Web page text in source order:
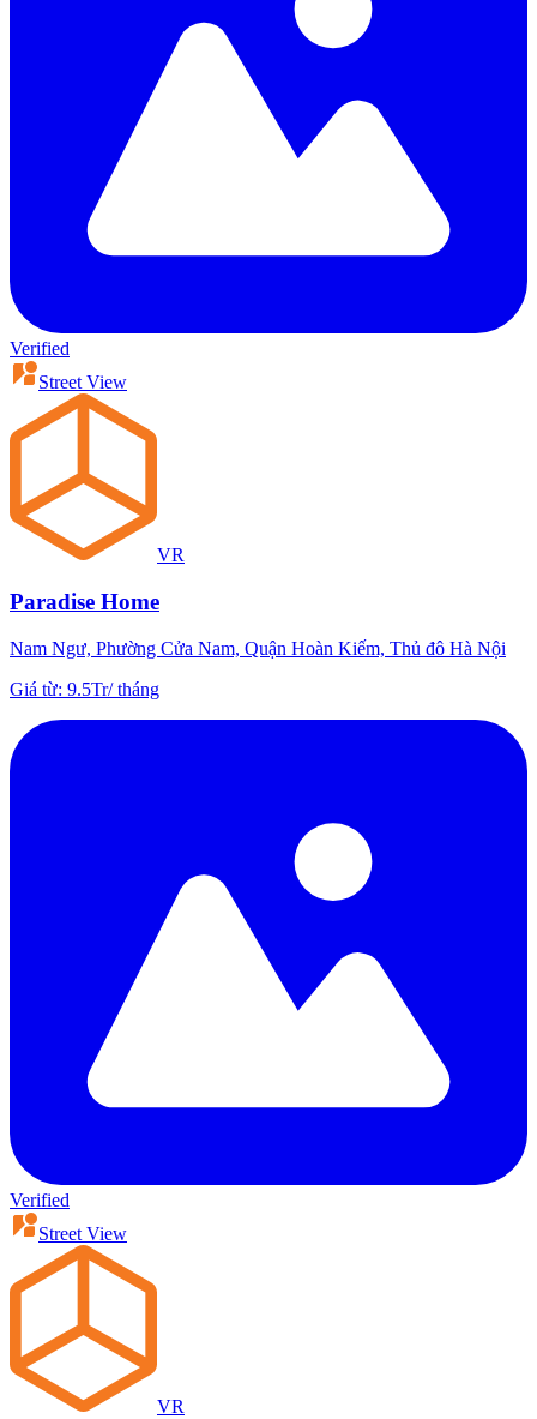
Verified
Street View
VR
Paradise Home
Nam Ngư, Phường Cửa Nam, Quận Hoàn Kiếm, Thủ đô Hà Nội
Giá từ: 9.5Tr/tháng
Verified
Street View
VR